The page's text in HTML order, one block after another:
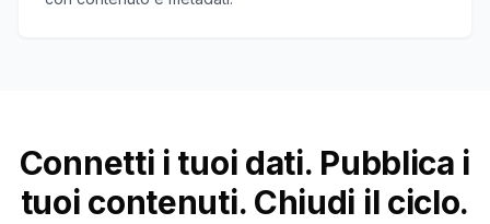
Connetti i tuoi dati. Pubblica i
tuoi contenuti. Chiudi il ciclo.